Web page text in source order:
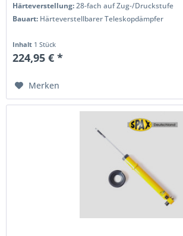
Härteverstellung:28-fach auf Zug-/Druckstufe
Bauart: Härteverstellbarer Teleskopdämpfer
Inhalt 1 Stück
224,95 € *
Merken